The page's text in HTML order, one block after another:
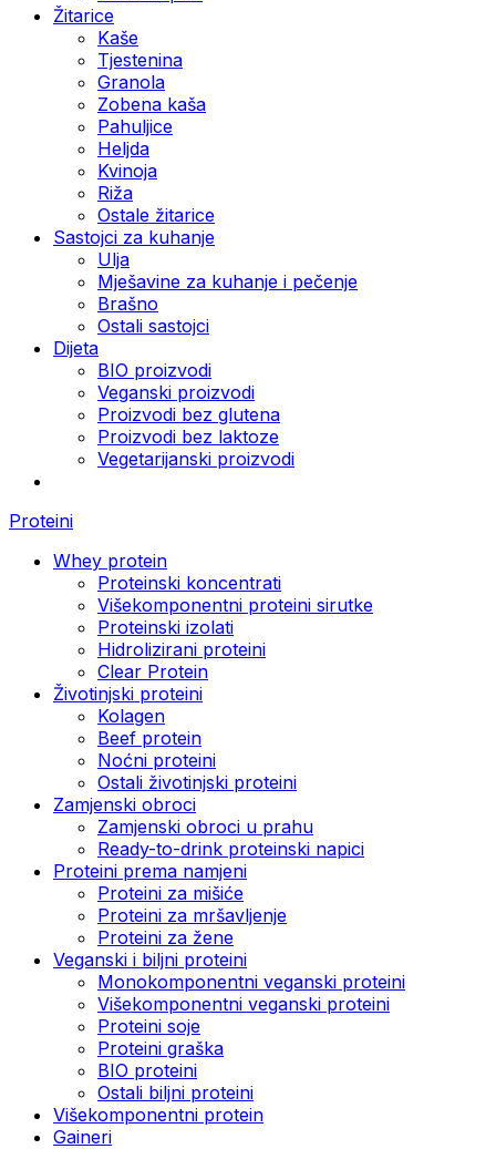
Žitarice
Kaše
Tjestenina
Granola
Zobena kaša
Pahuljice
Heljda
Kvinoja
Riža
Ostale žitarice
Sastojci za kuhanje
Ulja
Mješavine za kuhanje i pečenje
Brašno
Ostali sastojci
Dijeta
BIO proizvodi
Veganski proizvodi
Proizvodi bez glutena
Proizvodi bez laktoze
Vegetarijanski proizvodi
Proteini
Whey protein
Proteinski koncentrati
Višekomponentni proteini sirutke
Proteinski izolati
Hidrolizirani proteini
Clear Protein
Životinjski proteini
Kolagen
Beef protein
Noćni proteini
Ostali životinjski proteini
Zamjenski obroci
Zamjenski obroci u prahu
Ready-to-drink proteinski napici
Proteini prema namjeni
Proteini za mišiće
Proteini za mršavljenje
Proteini za žene
Veganski i biljni proteini
Monokomponentni veganski proteini
Višekomponentni veganski proteini
Proteini soje
Proteini graška
BIO proteini
Ostali biljni proteini
Višekomponentni protein
Gaineri